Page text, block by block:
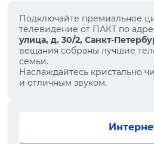
Подключайте премиальное
телевидение от ПАКТ по
улица, д. 30/2, Санкт-
вещания собраны лучшие
семьи.
Наслаждайтесь кристально
и отличным звуком.